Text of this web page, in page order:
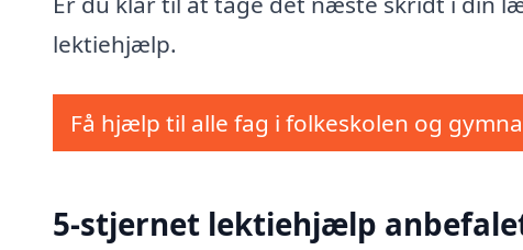
lektiehjælp.
Få hjælp til alle fag i folkeskolen og
5-stjernet lektiehjælp